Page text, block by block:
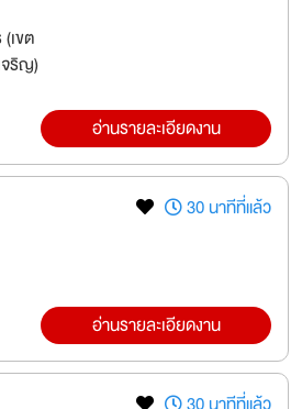
เขต
จริญ)
อ่านรายละเอียดงาน
30 นาทีที่แล้ว
อ่านรายละเอียดงาน